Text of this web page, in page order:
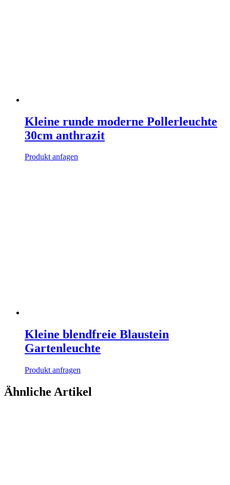
Kleine runde moderne Pollerleuchte
30cm anthrazit
Produkt anfagen
Kleine blendfreie Blaustein
Gartenleuchte
Produkt anfragen
Ähnliche Artikel